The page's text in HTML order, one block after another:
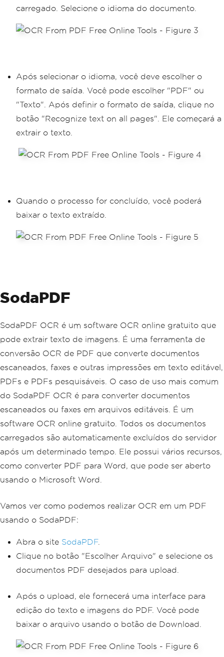
carregado. Selecione o idioma do documento.
Após selecionar o idioma, você deve escolher o
formato de saída. Você pode escolher "PDF" ou
"Texto". Após definir o formato de saída, clique no
botão "Recognize text on all pages". Ele começará a
extrair o texto.
Quando o processo for concluído, você poderá
baixar o texto extraído.
SodaPDF
SodaPDF OCR é um software OCR online gratuito que
pode extrair texto de imagens. É uma ferramenta de
conversão OCR de PDF que converte documentos
escaneados, faxes e outras impressões em texto editável,
PDFs e PDFs pesquisáveis. O caso de uso mais comum
do SodaPDF OCR é para converter documentos
escaneados ou faxes em arquivos editáveis. É um
software OCR online gratuito. Todos os documentos
carregados são automaticamente excluídos do servidor
após um determinado tempo. Ele possui vários recursos,
como converter PDF para Word, que pode ser aberto
usando o Microsoft Word.
Vamos ver como podemos realizar OCR em um PDF
usando o SodaPDF:
Abra o site SodaPDF.
Clique no botão "Escolher Arquivo" e selecione os
documentos PDF desejados para upload.
Após o upload, ele fornecerá uma interface para
edição do texto e imagens do PDF. Você pode
baixar o arquivo usando o botão de Download.